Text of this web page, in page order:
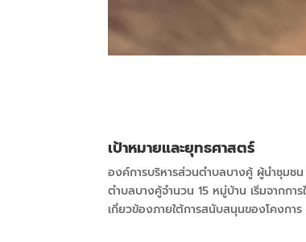
เป้าหมายและยุทธศาสตร์
องค์การบริหารส่วนตำบลบางคู้ ผู้นำชุมช
ตำบลบางคู้จำนวน 15 หมู่บ้าน เริ่มจากก
เกี่ยวข้องภายใต้การสนับสนุนของโคงการ